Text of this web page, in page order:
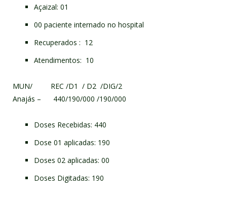
Açaizal: 01
00 paciente internado no hospital
Recuperados : 12
Atendimentos: 10
MUN/ REC /D1 / D2 /DIG/2
Anajás – 440/190/000 /190/000
Doses Recebidas: 440
Dose 01 aplicadas: 190
Doses 02 aplicadas: 00
Doses Digitadas: 190